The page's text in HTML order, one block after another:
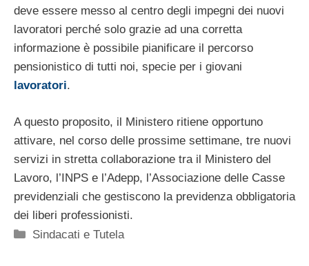
deve essere messo al centro degli impegni dei nuovi
lavoratori perché solo grazie ad una corretta
informazione è possibile pianificare il percorso
pensionistico di tutti noi, specie per i giovani
lavoratori.
A questo proposito, il Ministero ritiene opportuno
attivare, nel corso delle prossime settimane, tre nuovi
servizi in stretta collaborazione tra il Ministero del
Lavoro, l’INPS e l’Adepp, l’Associazione delle Casse
previdenziali che gestiscono la previdenza obbligatoria
dei liberi professionisti.
Categorie
Sindacati e Tutela